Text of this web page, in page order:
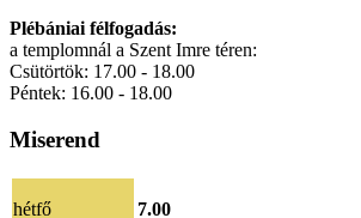
Plébániai félfogadás:
a templomnál a Szent Imre téren:
Csütörtök: 17.00 - 18.00
Péntek: 16.00 - 18.00
Miserend
hétfő 7.00